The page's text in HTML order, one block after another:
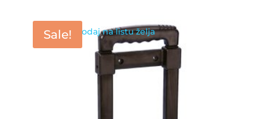
Sale! Dodaj na listu želja